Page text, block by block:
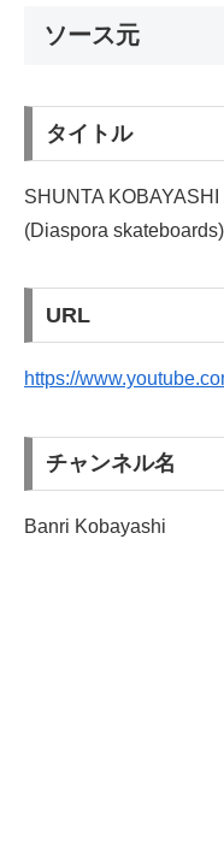
ソース元
タイトル
SHUNTA
(Diaspora skateboards)
URL
https://
チャンネル名
Banri Kobayashi